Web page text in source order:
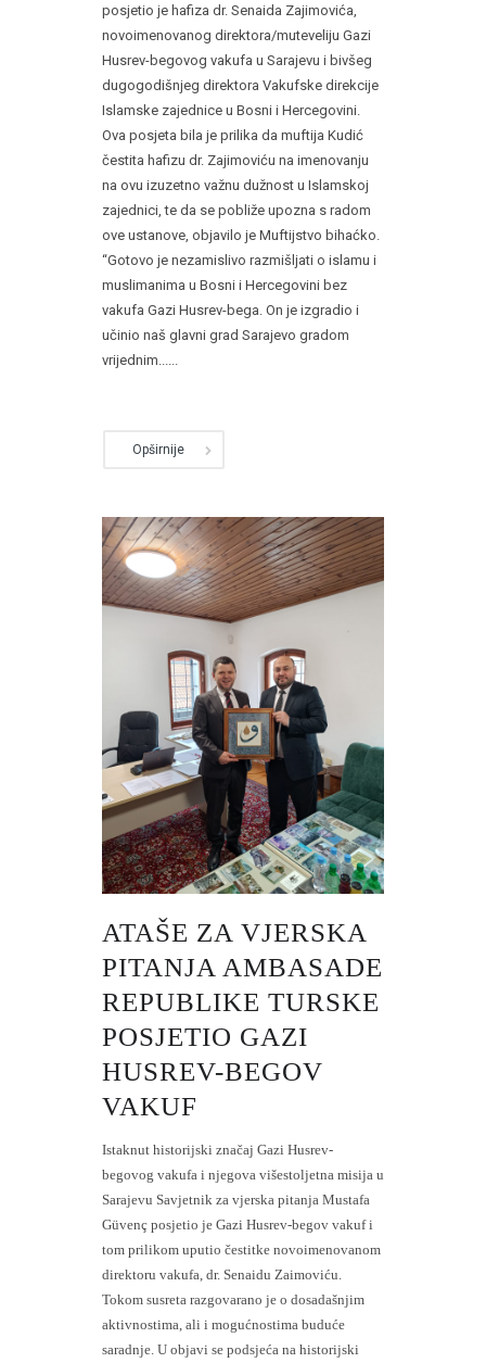
posjetio je hafiza dr. Senaida Zajimovića,
novoimenovanog direktora/muteveliju Gazi
Husrev-begovog vakufa u Sarajevu i bivšeg
dugogodišnjeg direktora Vakufske direkcije
Islamske zajednice u Bosni i Hercegovini.
Ova posjeta bila je prilika da muftija Kudić
čestita hafizu dr. Zajimoviću na imenovanju
na ovu izuzetno važnu dužnost u Islamskoj
zajednici, te da se pobliže upozna s radom
ove ustanove, objavilo je Muftijstvo bihaćko.
“Gotovo je nezamislivo razmišljati o islamu i
muslimanima u Bosni i Hercegovini bez
vakufa Gazi Husrev-bega. On je izgradio i
učinio naš glavni grad Sarajevo gradom
vrijednim......
Opširnije
ATAŠE ZA VJERSKA
PITANJA AMBASADE
REPUBLIKE TURSKE
POSJETIO GAZI
HUSREV-BEGOV
VAKUF
Istaknut historijski značaj Gazi Husrev-
begovog vakufa i njegova višestoljetna misija u
Sarajevu Savjetnik za vjerska pitanja Mustafa
Güvenç posjetio je Gazi Husrev-begov vakuf i
tom prilikom uputio čestitke novoimenovanom
direktoru vakufa, dr. Senaidu Zaimoviću.
Tokom susreta razgovarano je o dosadašnjim
aktivnostima, ali i mogućnostima buduće
saradnje. U objavi se podsjeća na historijski